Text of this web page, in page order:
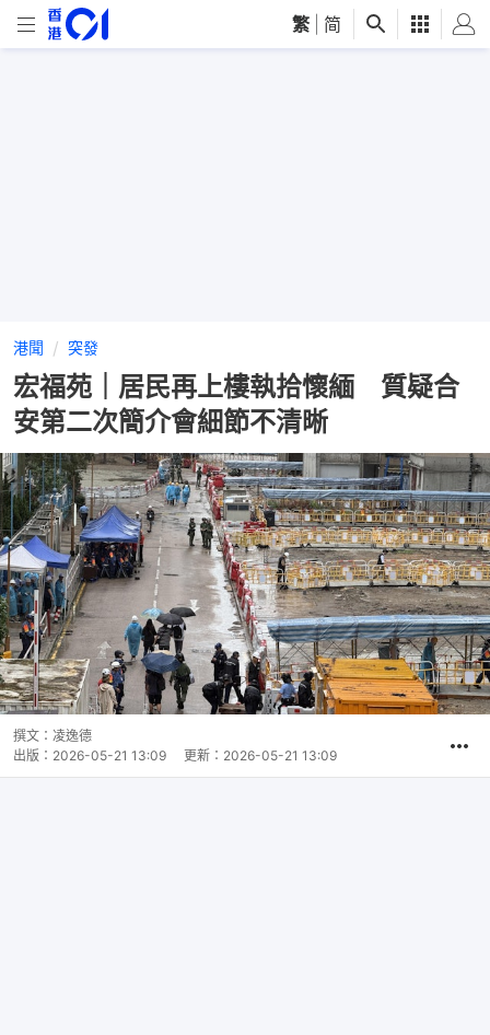
繁 简
港聞 突發
宏福苑｜居民再上樓執拾懷緬 質疑合
安第二次簡介會細節不清晰
撰文： 凌逸德
出版： 2026-05-21 13:09 更新： 2026-05-21 13:09